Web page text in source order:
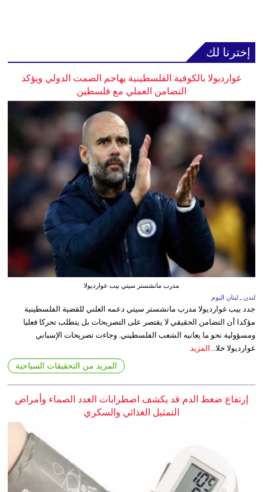
إخترنا لك
غوارديولا بالكوفية الفلسطينية يهاجم الصمت الدولي ويؤكد
التضامن العملي مع فلسطين
مدرب مانشستر سيتي بيب غوارديولا
لندن ـ لبنان اليوم
جدد بيب غوارديولا مدرب مانشستر سيتي دعمه العلني للقضية الفلسطينية
مؤكدا أن التضامن الحقيقي لا يقتصر على التصريحات بل يتطلب تحركا فعليا
ومسؤولية نحو ما يعانيه الشعب الفلسطيني. وجاءت تصريحات الإسباني
غوارديولا خلا... المزيد
المزيد من التحقيقات السياحية
إرتفاع ضغط الدم قد يكشف اضطرابات الغدد الصماء وأمراض
التمثيل الغذائي والسكري